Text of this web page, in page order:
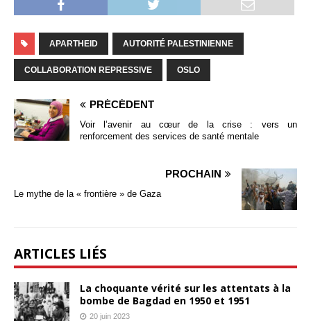
APARTHEID AUTORITÉ PALESTINIENNE
COLLABORATION REPRESSIVE OSLO
PRÉCÉDENT
Voir l’avenir au cœur de la crise : vers un
renforcement des services de santé mentale
PROCHAIN
Le mythe de la « frontière » de Gaza
ARTICLES LIÉS
La choquante vérité sur les attentats à la
bombe de Bagdad en 1950 et 1951
20 juin 2023